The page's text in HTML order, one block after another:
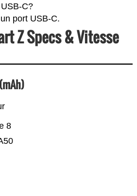
C?
port USB-C.
Z Specs & Vitesse
8